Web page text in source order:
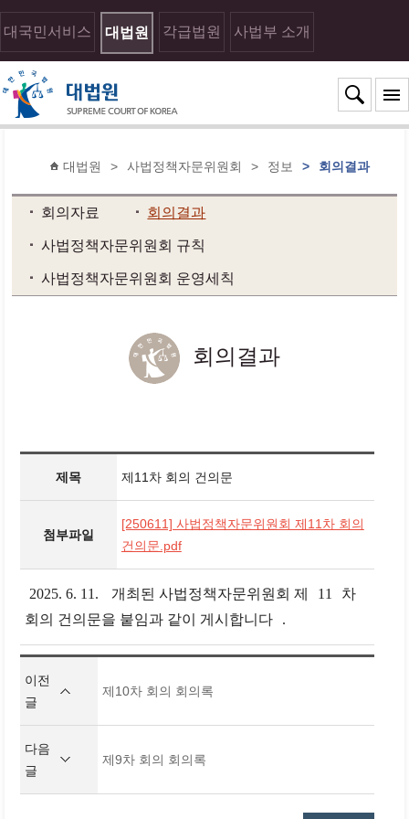
대국민서비스 대법원 각급법원 사법부 소개
대법원 > 사법정책자문위원회 > 정보 > 회의결과
회의자료 회의결과
사법정책자문위원회 규칙
사법정책자문위원회 운영세칙
회의결과
제목 제11차 회의 건의문
첨부파일
[250611] 사법정책자문위원회 제11차 회의
건의문.pdf
2025. 6. 11. 개최된 사법정책자문위원회 제 11
차
회의 건의문을 붙임과 같이 게시합니다
.
이전
글
제10차 회의 회의록
다음
글
제9차 회의 회의록